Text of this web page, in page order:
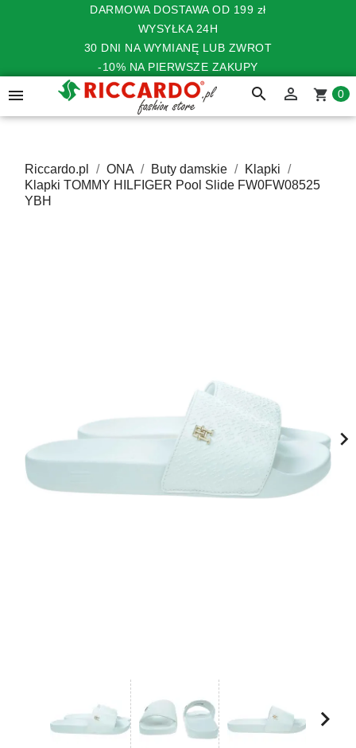
DARMOWA DOSTAWA OD 199 zł
WYSYŁKA 24H
30 DNI NA WYMIANĘ LUB ZWROT
-10% NA PIERWSZE ZAKUPY
 search  shopping_cart 0
Riccardo.pl ONA Buty damskie
Klapki
Klapki TOMMY HILFIGER Pool Slide FW0FW08525
YBH
